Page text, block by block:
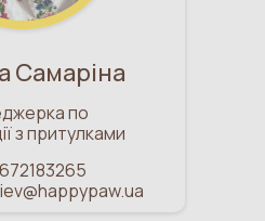
Самаріна
по
з притулками